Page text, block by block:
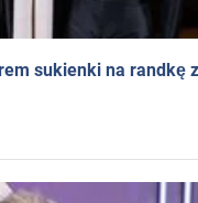
sukienki na randkę